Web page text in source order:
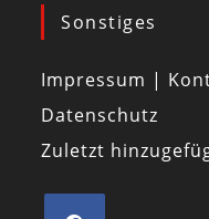
Sonstiges
Impressum |
Datenschutz
Zuletzt